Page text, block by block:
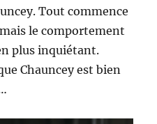
Tout commence
le comportement
plus inquiétant.
Chauncey est bien